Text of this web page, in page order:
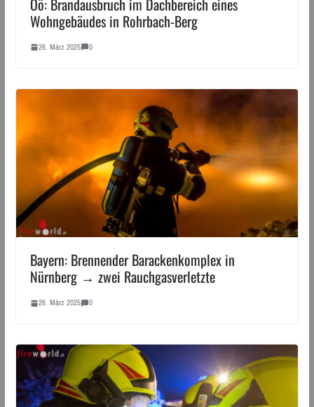
Wohngebäudes in Rohrbach-Berg
26. März 2025 0
Bayern: Brennender Barackenkomplex in
Nürnberg → zwei Rauchgasverletzte
26. März 2025 0